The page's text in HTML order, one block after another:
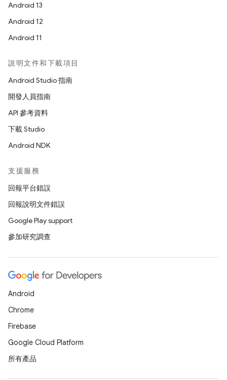
Android 13
Android 12
Android 11
說明文件和下載項目
Android Studio 指南
開發人員指南
API 參考資料
下載 Studio
Android NDK
支援服務
回報平台錯誤
回報說明文件錯誤
Google Play support
參加研究調查
Android
Chrome
Firebase
Google Cloud Platform
所有產品